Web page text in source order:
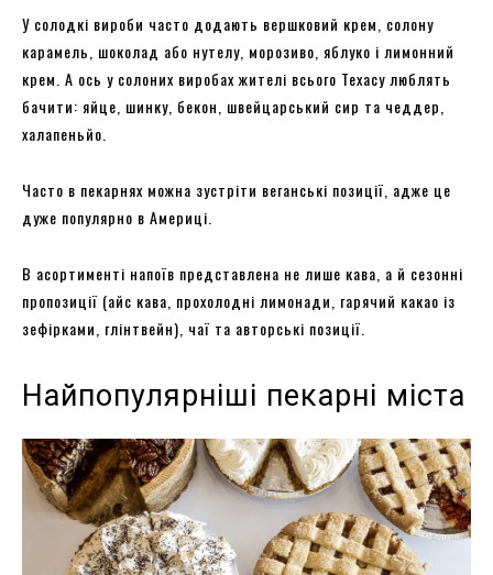
У солодкі вироби часто додають вершковий крем, солону
карамель, шоколад або нутелу, морозиво, яблуко і лимонний
крем. А ось у солоних виробах жителі всього Техасу люблять
бачити: яйце, шинку, бекон, швейцарський сир та чеддер,
халапеньйо.
Часто в пекарнях можна зустріти веганські позиції, адже це
дуже популярно в Америці.
В асортименті напоїв представлена не лише кава, а й сезонні
пропозиції (айс кава, прохолодні лимонади, гарячий какао із
зефірками, глінтвейн), чаї та авторські позиції.
Найпопулярніші пекарні міста